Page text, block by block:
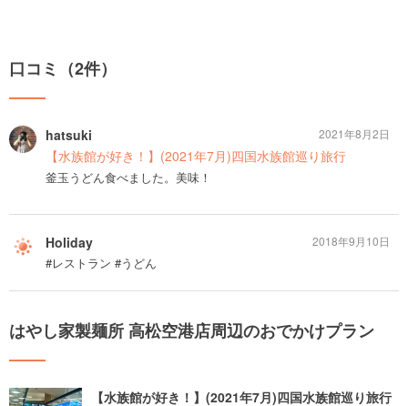
口コミ（2件）
hatsuki
【水族館が好き！】(2021年7月)四国水族館巡り旅行
釜玉うどん食べました。美味！
2021年8月2日
Holiday
#レストラン #うどん
2018年9月10日
はやし家製麺所 高松空港店周辺のおでかけプラン
【水族館が好き！】(2021年7月)四国水族館巡り旅行